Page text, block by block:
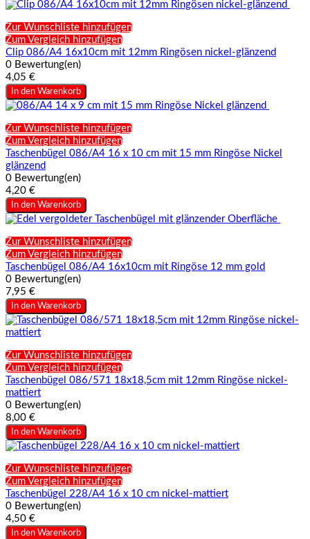
Zur Wunschliste hinzufügen
Zum Vergleich hinzufügen
Clip 086/A4 16x10cm mit 12mm Ringösen nickel-glänzend
0 Bewertung(en)
4,05 €
In den Warenkorb
Zur Wunschliste hinzufügen
Zum Vergleich hinzufügen
Taschenbügel 086/A4 16 x 10 cm mit 15 mm Ringöse Nickel
glänzend
0 Bewertung(en)
4,20 €
In den Warenkorb
Zur Wunschliste hinzufügen
Zum Vergleich hinzufügen
Taschenbügel 086/A4 16x10cm mit Ringöse 12 mm gold
0 Bewertung(en)
7,95 €
In den Warenkorb
Zur Wunschliste hinzufügen
Zum Vergleich hinzufügen
Taschenbügel 086/571 18x18,5cm mit 12mm Ringöse nickel-
mattiert
0 Bewertung(en)
8,00 €
In den Warenkorb
Zur Wunschliste hinzufügen
Zum Vergleich hinzufügen
Taschenbügel 228/A4 16 x 10 cm nickel-mattiert
0 Bewertung(en)
4,50 €
In den Warenkorb